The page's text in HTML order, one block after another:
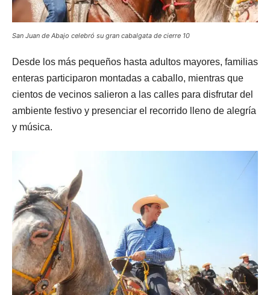
San Juan de Abajo celebró su gran cabalgata de cierre 10
Desde los más pequeños hasta adultos mayores, familias
enteras participaron montadas a caballo, mientras que
cientos de vecinos salieron a las calles para disfrutar del
ambiente festivo y presenciar el recorrido lleno de alegría
y música.